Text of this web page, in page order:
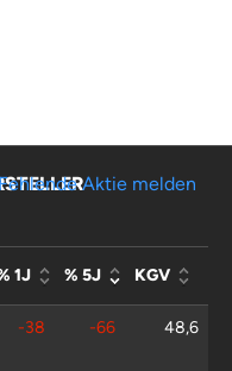
Aktie melden
1J % 5J KGV
-38 -66 48,6